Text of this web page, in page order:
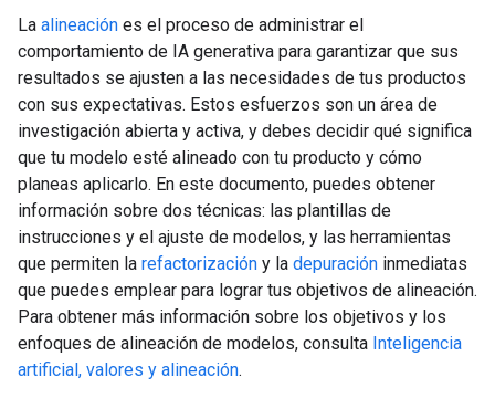
La alineación es el proceso de administrar el
comportamiento de IA generativa para garantizar que sus
resultados se ajusten a las necesidades de tus productos
con sus expectativas. Estos esfuerzos son un área de
investigación abierta y activa, y debes decidir qué significa
que tu modelo esté alineado con tu producto y cómo
planeas aplicarlo. En este documento, puedes obtener
información sobre dos técnicas: las plantillas de
instrucciones y el ajuste de modelos, y las herramientas
que permiten la refactorización y la depuración inmediatas
que puedes emplear para lograr tus objetivos de alineación.
Para obtener más información sobre los objetivos y los
enfoques de alineación de modelos, consulta Inteligencia
artificial, valores y alineación.